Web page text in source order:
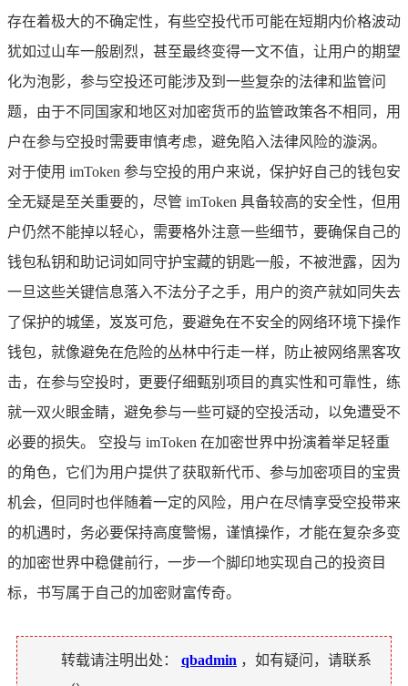
存在着极大的不确定性，有些空投代币可能在短期内价格波动
犹如过山车一般剧烈，甚至最终变得一文不值，让用户的期望
化为泡影，参与空投还可能涉及到一些复杂的法律和监管问
题，由于不同国家和地区对加密货币的监管政策各不相同，用
户在参与空投时需要审慎考虑，避免陷入法律风险的漩涡。
对于使用 imToken 参与空投的用户来说，保护好自己的钱包安
全无疑是至关重要的，尽管 imToken 具备较高的安全性，但用
户仍然不能掉以轻心，需要格外注意一些细节，要确保自己的
钱包私钥和助记词如同守护宝藏的钥匙一般，不被泄露，因为
一旦这些关键信息落入不法分子之手，用户的资产就如同失去
了保护的城堡，岌岌可危，要避免在不安全的网络环境下操作
钱包，就像避免在危险的丛林中行走一样，防止被网络黑客攻
击，在参与空投时，更要仔细甄别项目的真实性和可靠性，练
就一双火眼金睛，避免参与一些可疑的空投活动，以免遭受不
必要的损失。 空投与 imToken 在加密世界中扮演着举足轻重
的角色，它们为用户提供了获取新代币、参与加密项目的宝贵
机会，但同时也伴随着一定的风险，用户在尽情享受空投带来
的机遇时，务必要保持高度警惕，谨慎操作，才能在复杂多变
的加密世界中稳健前行，一步一个脚印地实现自己的投资目
标，书写属于自己的加密财富传奇。
转载请注明出处： qbadmin ，如有疑问，请联系